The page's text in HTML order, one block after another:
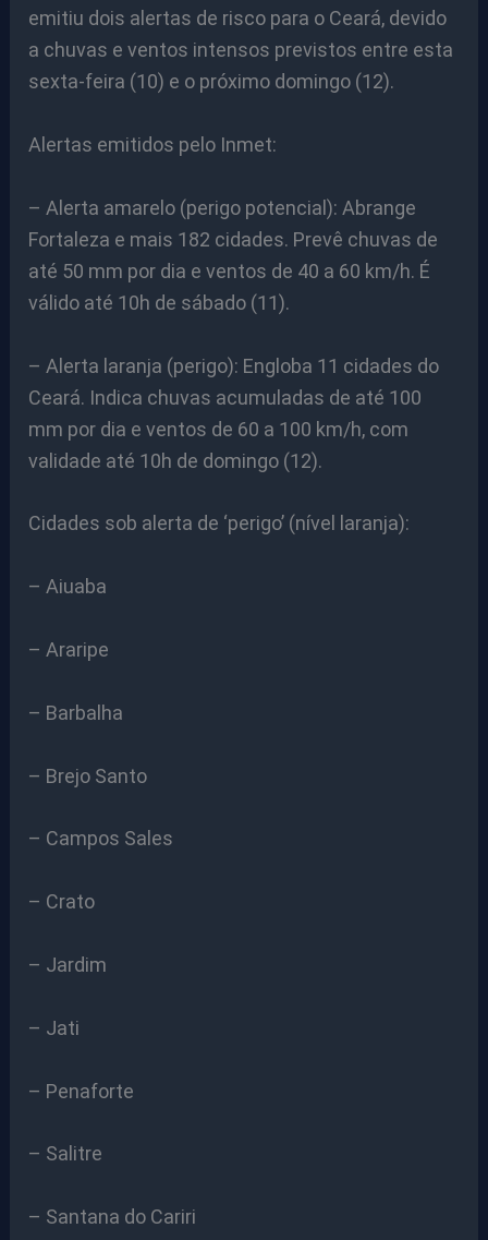
emitiu dois alertas de risco para o Ceará, devido
a chuvas e ventos intensos previstos entre esta
sexta-feira (10) e o próximo domingo (12).
Alertas emitidos pelo Inmet:
– Alerta amarelo (perigo potencial): Abrange
Fortaleza e mais 182 cidades. Prevê chuvas de
até 50 mm por dia e ventos de 40 a 60 km/h. É
válido até 10h de sábado (11).
– Alerta laranja (perigo): Engloba 11 cidades do
Ceará. Indica chuvas acumuladas de até 100
mm por dia e ventos de 60 a 100 km/h, com
validade até 10h de domingo (12).
Cidades sob alerta de ‘perigo’ (nível laranja):
– Aiuaba
– Araripe
– Barbalha
– Brejo Santo
– Campos Sales
– Crato
– Jardim
– Jati
– Penaforte
– Salitre
– Santana do Cariri